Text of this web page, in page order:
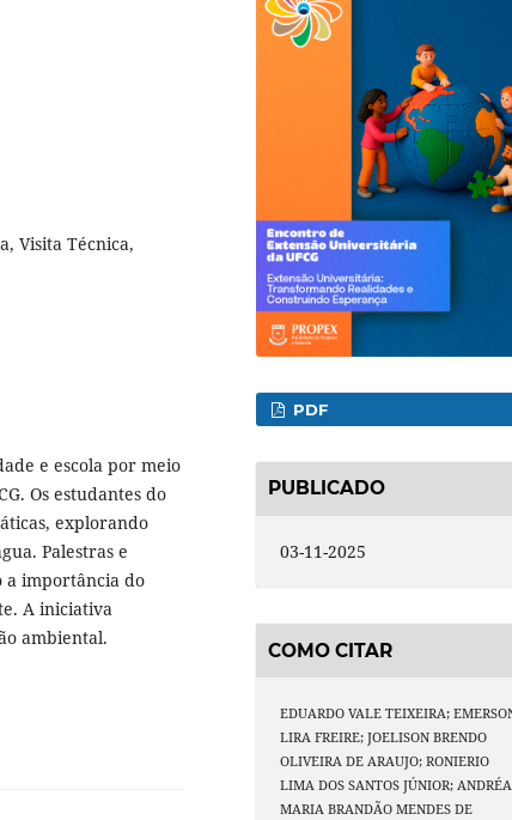
Visita Técnica,
e escola por meio
Os estudantes do
explorando
Palestras e
a importância do
A iniciativa
ambiental.
PDF
PUBLICADO
03-11-2025
COMO CITAR
EDUARDO VALE TEIXEIRA;
LIRA FREIRE; JOELISON BRENDO
OLIVEIRA DE ARAUJO; RONIERIO
LIMA DOS SANTOS JÚNIOR; ANDRÉA
MARIA BRANDÃO MENDES DE